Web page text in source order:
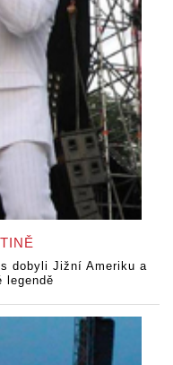
dobyli Jižní Ameriku a
legendě